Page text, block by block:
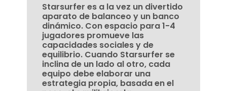
Starsurfer es a la vez un divertido
aparato de balanceo y un banco
dinámico. Con espacio para 1-4
jugadores promueve las
capacidades sociales y de
equilibrio. Cuando Starsurfer se
inclina de un lado al otro, cada
equipo debe elaborar una
estrategia propia, basada en el